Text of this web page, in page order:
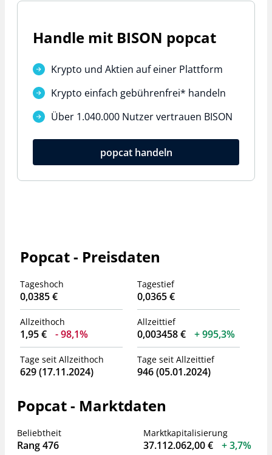
Handle mit BISON popcat
Krypto und Aktien auf einer Plattform
Krypto einfach gebührenfrei* handeln
Über 1.040.000 Nutzer vertrauen BISON
popcat handeln
Popcat - Preisdaten
Tageshoch
0,0385 €
Allzeithoch
1,95 € 98,1%
Tage seit Allzeithoch
629 (17.11.2024)
Tagestief
0,0365 €
Allzeittief
0,003458 € 995,3%
Tage seit Allzeittief
946 (05.01.2024)
Popcat - Marktdaten
Beliebtheit
Rang 476
Marktkapitalisierung
37.112.062,00 € 3,7%